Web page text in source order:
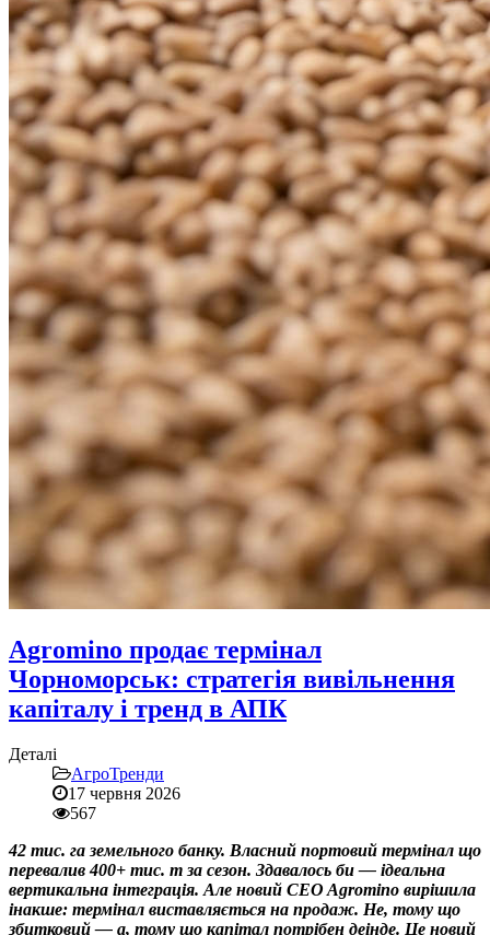
Agromino продає термінал
Чорноморськ: стратегія вивільнення
капіталу і тренд в АПК
Деталі
АгроТренди
17 червня 2026
567
42 тис. га земельного банку. Власний портовий термінал що
перевалив 400+ тис. т за сезон. Здавалось би — ідеальна
вертикальна інтеграція. Але новий CEO Agromino вирішила
інакше: термінал виставляється на продаж. Не, тому що
збитковий — а, тому що капітал потрібен деінде. Це новий